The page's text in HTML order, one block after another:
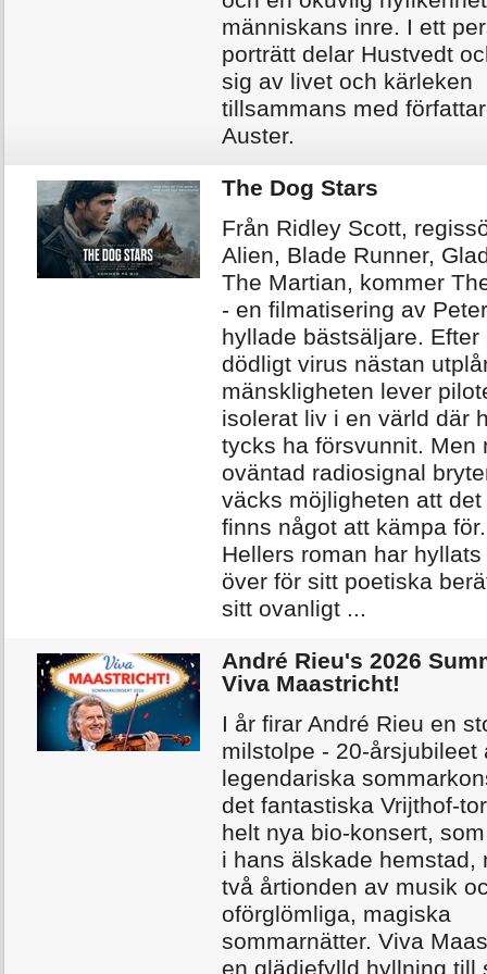
människans inre. I ett
porträtt delar Hustvedt
sig av livet och kärleken
tillsammans med
Auster.
The Dog Stars
Från Ridley Scott,
Alien, Blade Runner,
The Martian, kommer
- en filmatisering av
hyllade bästsäljare. Efter
dödligt virus nästan
mänskligheten lever
isolerat liv i en värld där
tycks ha försvunnit. Men
oväntad radiosignal
väcks möjligheten att
finns något att kämpa
Hellers roman har
över för sitt poetiska
sitt ovanligt ...
André Rieu's 2026
Viva Maastricht!
I år firar André Rieu en
milstolpe - 20-årsjubileet
legendariska
det fantastiska Vrijthof-
helt nya bio-konsert,
i hans älskade hemstad,
två årtionden av musik
oförglömliga, magiska
sommarnätter. Viva
en glädjefylld hyllning till